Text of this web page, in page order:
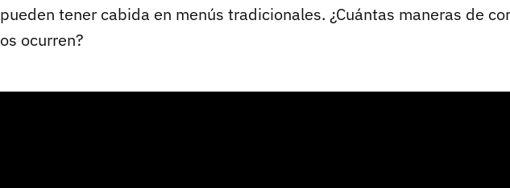
pueden tener cabida en menús tradicionales. ¿Cuántas maneras de
os ocurren?